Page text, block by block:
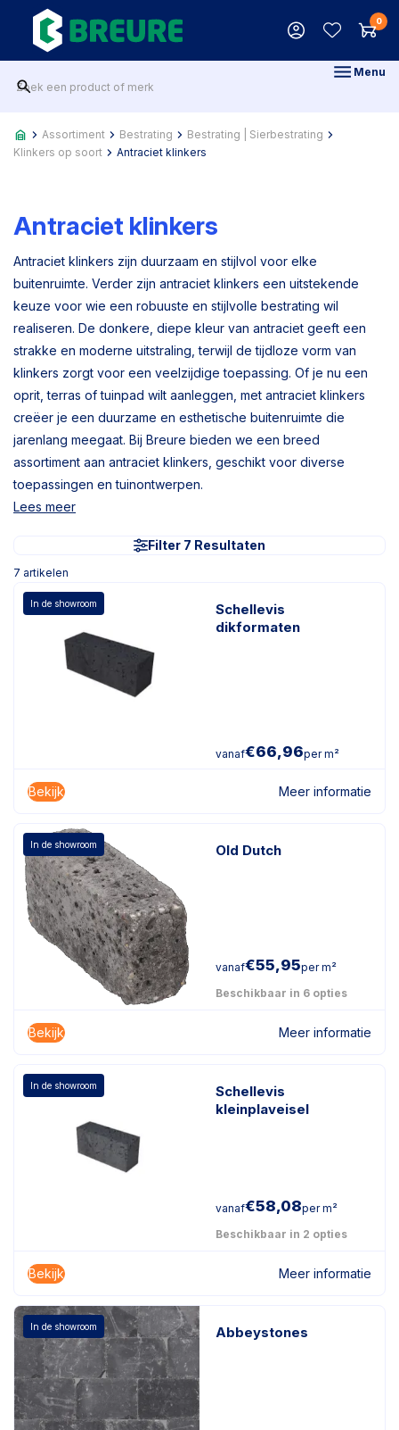
0
Menu
Assortiment Bestrating
Bestrating | Sierbestrating
Klinkers op soort
Antraciet klinkers
Antraciet klinkers
Antraciet klinkers zijn duurzaam en stijlvol voor elke
buitenruimte. Verder zijn antraciet klinkers een uitstekende
keuze voor wie een robuuste en stijlvolle bestrating wil
realiseren. De donkere, diepe kleur van antraciet geeft een
strakke en moderne uitstraling, terwijl de tijdloze vorm van
klinkers zorgt voor een veelzijdige toepassing. Of je nu een
oprit, terras of tuinpad wilt aanleggen, met antraciet klinkers
creëer je een duurzame en esthetische buitenruimte die
jarenlang meegaat. Bij Breure bieden we een breed
assortiment aan antraciet klinkers, geschikt voor diverse
toepassingen en tuinontwerpen.
Lees meer
Filter 7 Resultaten
7 artikelen
In de showroom
Schellevis
dikformaten
vanaf€66,96per m²
Bekijk Meer informatie
In de showroom Old Dutch
vanaf€55,95per m²
Beschikbaar in 6 opties
Bekijk Meer informatie
In de showroom
Schellevis
kleinplaveisel
vanaf€58,08per m²
Beschikbaar in 2 opties
Bekijk Meer informatie
In de showroom Abbeystones